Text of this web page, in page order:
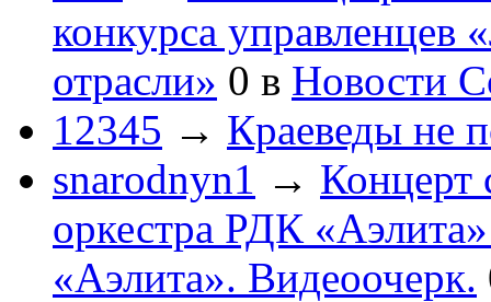
конкурса управленцев
отрасли» 0 в Новости
12345 → Краеведы не
snarodnyn1 → Концерт
оркестра РДК
«Аэлита». Видеоочерк.